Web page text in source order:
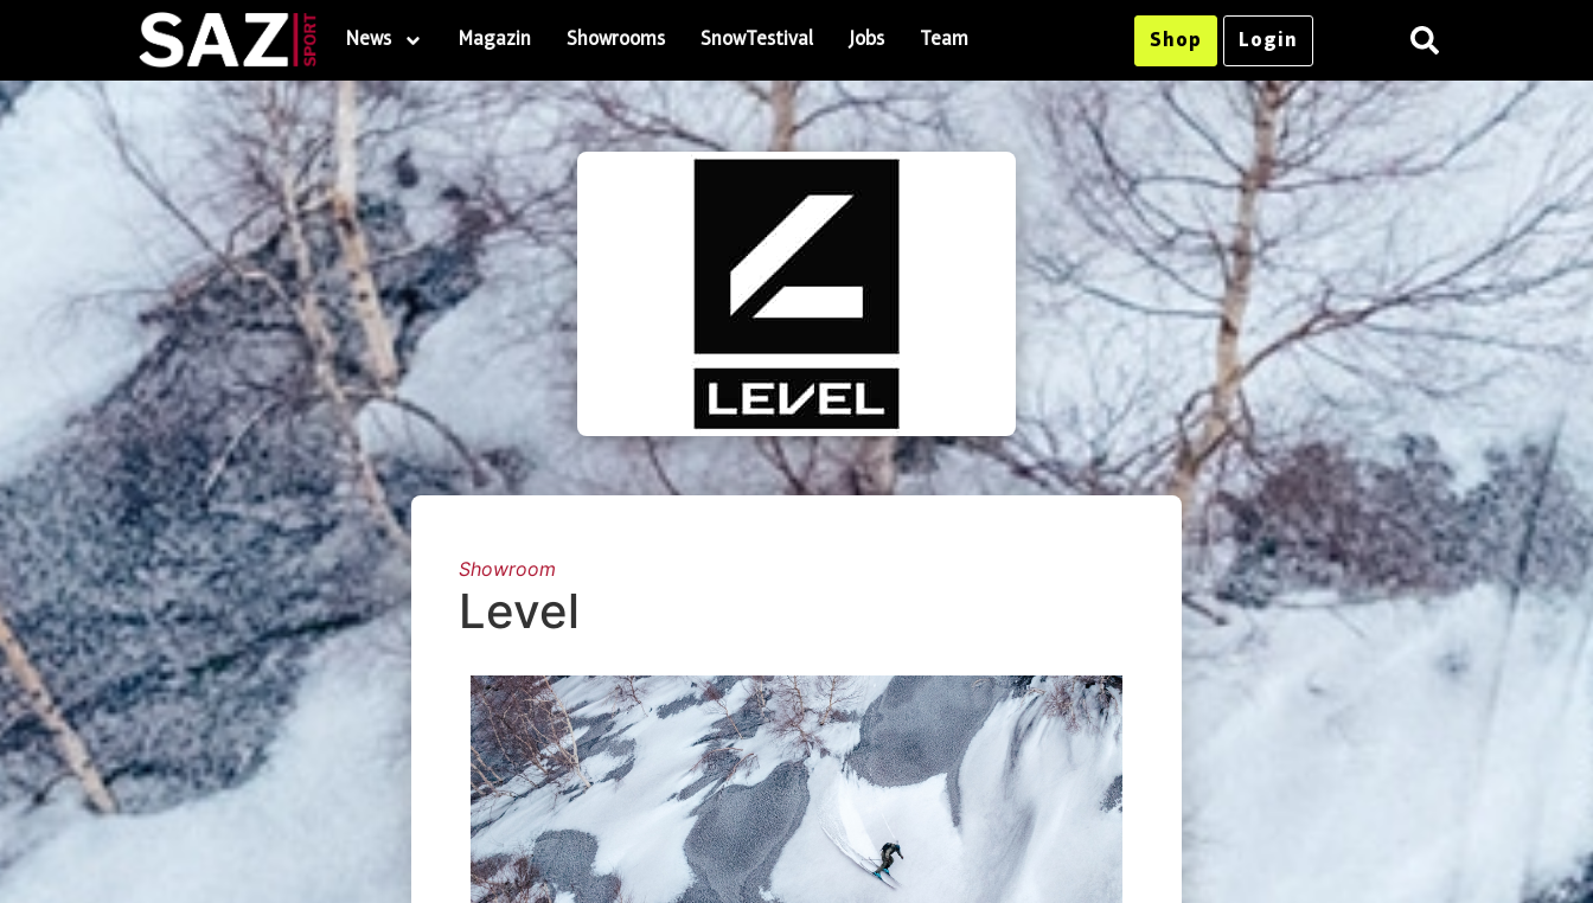
News Magazin Showrooms SnowTestival Jobs Team Shop Login
Showroom
Level